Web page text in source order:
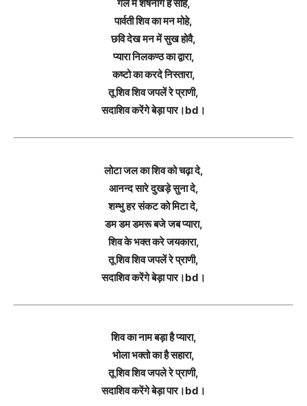
गले में शेषनाग है सोहे,
पार्वती शिव का मन मोहे,
छवि देख मन में सुख होवै,
प्यारा निलकण्ठ का द्वारा,
कष्टो का करदे निस्तारा,
तू शिव शिव जपलें रे प्राणी,
सदाशिव करेंगे बेड़ा पार।bd।
लोटा जल का शिव को चढ़ा दे,
आनन्द सारे दुखड़े सुना दे,
शम्भु हर संकट को मिटा दे,
डम डम डमरू बजे जब प्यारा,
शिव के भक्त करे जयकारा,
तू शिव शिव जपलें रे प्राणी,
सदाशिव करेंगे बेड़ा पार।bd।
शिव का नाम बड़ा है प्यारा,
भोला भक्तो का है सहारा,
तू शिव शिव जपले रे प्राणी,
सदाशिव करेंगे बेड़ा पार।bd।